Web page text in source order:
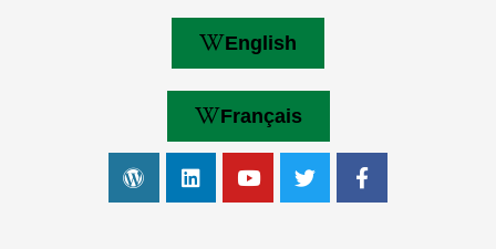
English
Français